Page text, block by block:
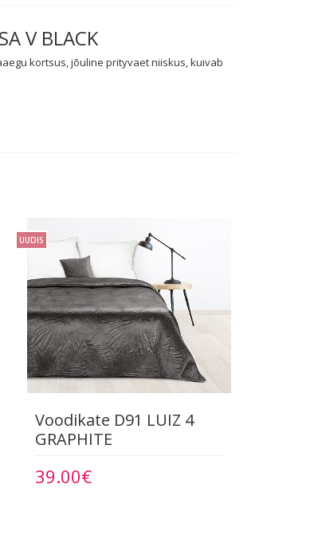
V BLACK
kortsus, jõuline prityvaet niiskus, kuivab
UUDIS
Voodikate D91 LUIZ 4
GRAPHITE
39.00€